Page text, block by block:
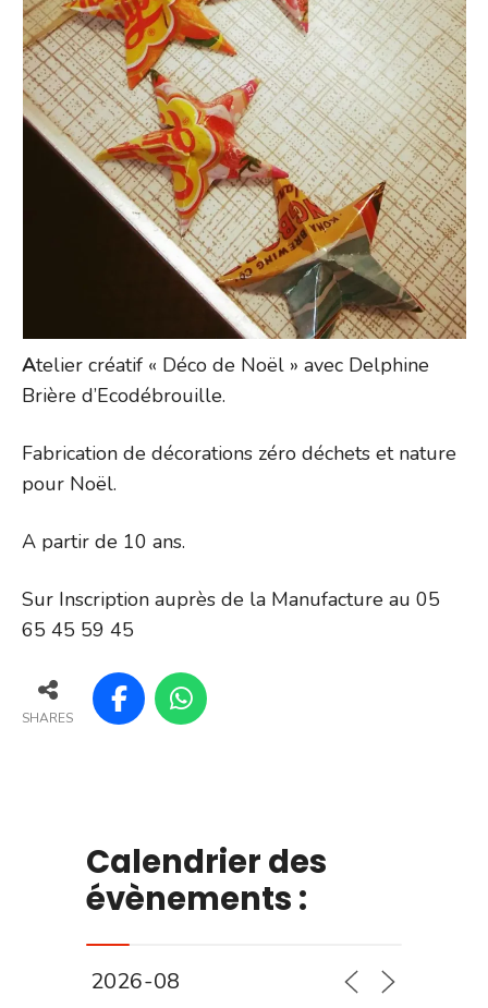
Atelier créatif « Déco de Noël » avec Delphine
Brière d’Ecodébrouille.
Fabrication de décorations zéro déchets et nature
pour Noël.
A partir de 10 ans.
Sur Inscription auprès de la Manufacture au 05
65 45 59 45
SHARES
Calendrier des
évènements :